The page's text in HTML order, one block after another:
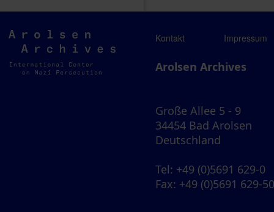
Arolsen
Archives
Kontakt Impressum
Arolsen Archives
Große Allee 5 - 9
34454 Bad Arolsen
Deutschland
Tel: +49 (0)5691 629-0
Fax: +49 (0)5691 629-